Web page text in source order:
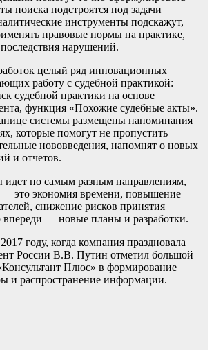
поиска подстроятся под задачи
инструменты подскажут,
правовые нормы на практике,
нарушений.
целый ряд инновационных
работу с судебной практикой:
судебной практики на основе
функция «Похожие судебные акты».
системы размещены напоминания
которые помогут не пропустить
нововведения, напомнят о новых
и отчетов.
идет по самым разным направлениям,
это экономия времени, повышение
снижение рисков принятия
— новые планы и разработки.
году, когда компания праздновала
России В.В. Путин отметил большой
Плюс» в формирование
и распространение информации.